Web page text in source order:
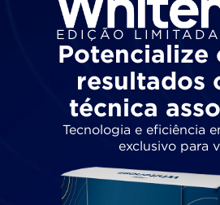
EDIÇÃO
Potencialize
resultados
técnica
Tecnologia e eficiência
exclusivo para